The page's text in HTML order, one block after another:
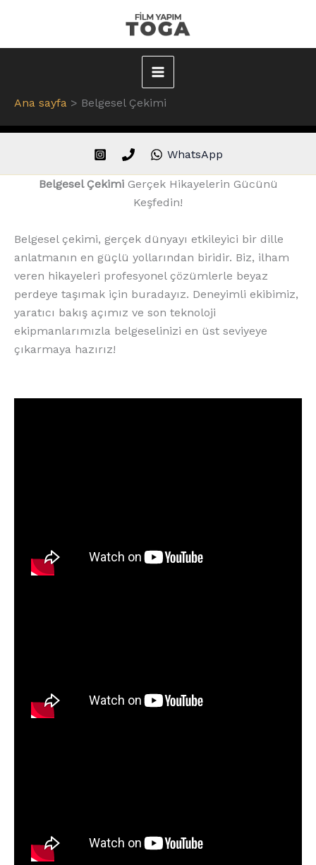
Main
Ana sayfa Belgesel Çekimi
WhatsApp
Belgesel Çekimi Gerçek Hikayelerin Gücünü
Keşfedin!
Belgesel çekimi, gerçek dünyayı etkileyici bir dille
anlatmanın en güçlü yollarından biridir. Biz, ilham
veren hikayeleri profesyonel çözümlerle beyaz
perdeye taşımak için buradayız. Deneyimli ekibimiz,
yaratıcı bakış açımız ve son teknoloji
ekipmanlarımızla belgeselinizi en üst seviyeye
çıkarmaya hazırız!